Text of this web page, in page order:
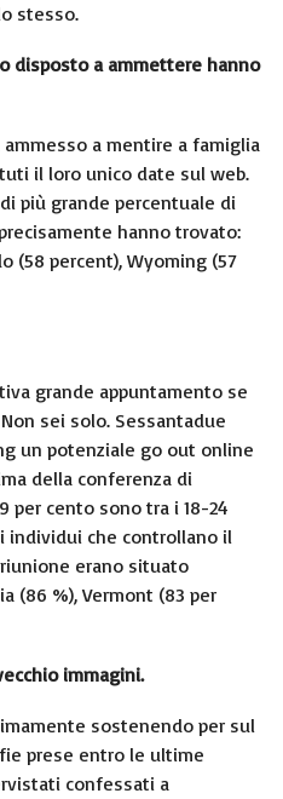
stesso.
disposto a ammettere hanno
a mentire a famiglia
il loro unico date sul web.
più grande percentuale di
hanno trovato:
(58 percent), Wyoming (57
grande appuntamento se
sei solo. Sessantadue
un potenziale go out online
della conferenza di
per cento sono tra i 18-24
individui che controllano il
erano situato
(86 %), Vermont (83 per
immagini.
sostenendo per sul
prese entro le ultime
confessati a